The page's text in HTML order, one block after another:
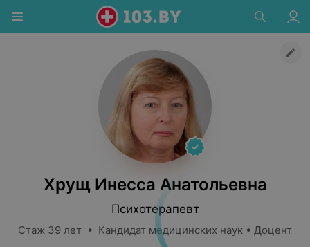
Хрущ Инесса Анатольевна
Психотерапевт
Стаж 39 лет • Кандидат медицинских наук • Доцент